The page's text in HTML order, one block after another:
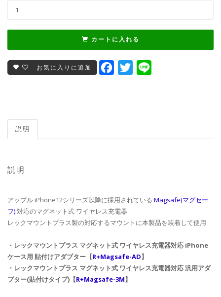
カートに入れる
お気に入りに追加 Facebook
Twitter
説明
説明
アップル iPhone12シリーズ以降に採用されている Magsafe(マグセー
フ)対応のマグネット式 ワイヤレス充電器
レックマウントプラス製の対応するマウントに本製品を装着して使用
・レックマウントプラス マグネット式 ワイヤレス充電器対応 iPhone
ケース用 貼付けアダプター【R+Magsafe-AD】
・レックマウントプラス マグネット式 ワイヤレス充電器対応 汎用アダ
プター(貼付けタイプ)【R+Magsafe-3M】